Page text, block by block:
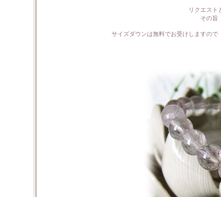
リクエスト
その旨
サイズダウンは無料でお受けしますの